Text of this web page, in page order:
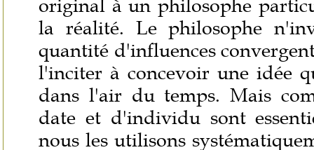
original à un philosophe
la réalité. Le philosophe
quantité d'influences
l'inciter à concevoir une idée
dans l'air du temps. Mais
date et d'individu sont
nous les utilisons